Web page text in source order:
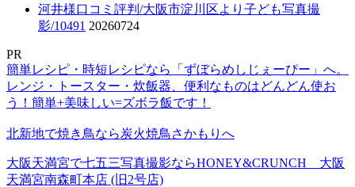
河井様口コミ評判/大阪市淀川区より子ども写真撮
影/10491 20260724
PR
簡単レシピ・時短レシピなら「ずぼらめしじぇーぴー」へ。
レンジ・トースター・炊飯器、便利なものはどんどん使お
う！簡単+美味しい=ズボラ飯です！
北新地で焼き鳥なら炭火焼鳥さかもりへ
大阪天満宮で七五三写真撮影ならHONEY&CRUNCH 大阪
天満宮南森町本店 (旧2号店)